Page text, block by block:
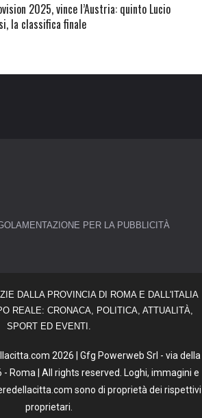
2025, vince l’Austria: quinto Lucio
la classifica finale
PER LA PUBBLICITÀ
DALLA PROVINCIA DI ROMA E DALL'ITALIA
REALE: CRONACA, POLITICA, ATTUALITÀ,
SPORT ED EVENTI.
2026 | Gfg Powerweb Srl - via della
Roma | All rights reserved. Loghi, immagini e
sono di proprietà dei rispettivi
proprietari.